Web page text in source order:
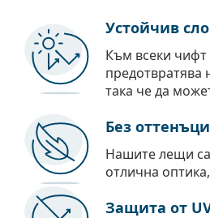
Устойчив
Към всеки
предотвратява
така че да
Без
Нашите лещи са
отлична
Защита от